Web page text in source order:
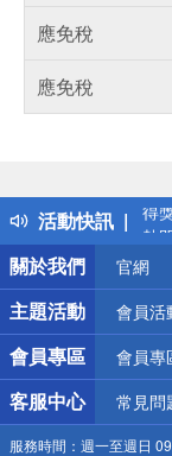
應免稅
應免稅
活動快訊
得
熱
銀
偏
詐
關於我們
官網
主題活動 會員活
會員專區 會員專
客服中心 常見問
服務時間： 週一至週日